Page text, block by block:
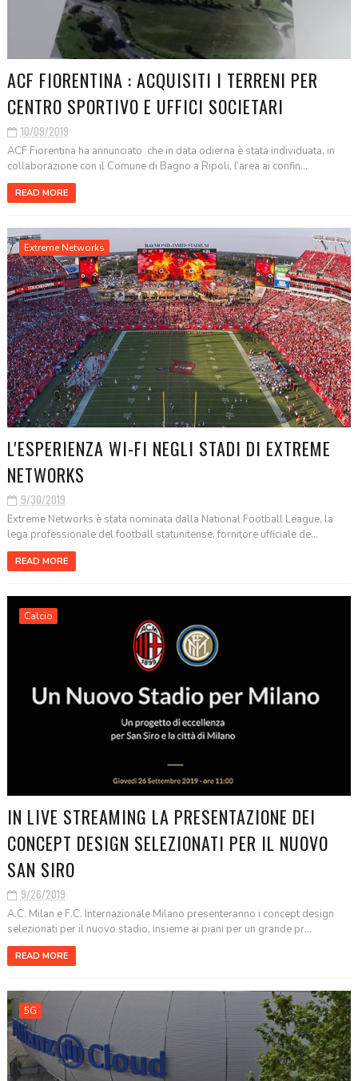
ACF FIORENTINA : ACQUISITI I TERRENI PER
CENTRO SPORTIVO E UFFICI SOCIETARI
10/09/2019
ACF Fiorentina ha annunciato che in data odierna è stata individuata, in
collaborazione con il Comune di Bagno a Ripoli, l’area ai confin...
READ MORE
Extreme Networks
L'ESPERIENZA WI-FI NEGLI STADI DI EXTREME
NETWORKS
9/30/2019
Extreme Networks è stata nominata dalla National Football League, la
lega professionale del football statunitense, fornitore ufficiale de...
READ MORE
Calcio
IN LIVE STREAMING LA PRESENTAZIONE DEI
CONCEPT DESIGN SELEZIONATI PER IL NUOVO
SAN SIRO
9/26/2019
A.C. Milan e F.C. Internazionale Milano presenteranno i concept design
selezionati per il nuovo stadio, insieme ai piani per un grande pr...
READ MORE
5G